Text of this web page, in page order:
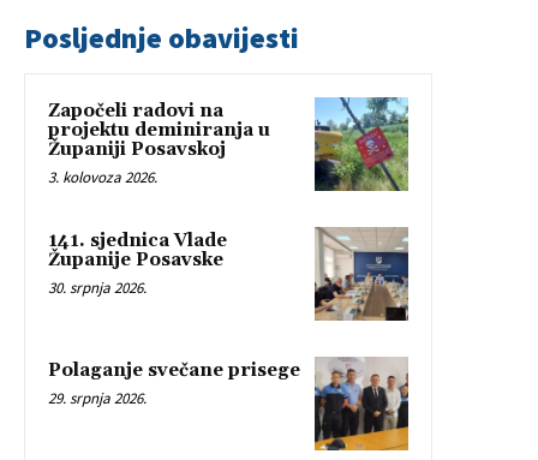
Posljednje obavijesti
Započeli radovi na
projektu deminiranja u
Županiji Posavskoj
3. kolovoza 2026.
141. sjednica Vlade
Županije Posavske
30. srpnja 2026.
Polaganje svečane prisege
29. srpnja 2026.